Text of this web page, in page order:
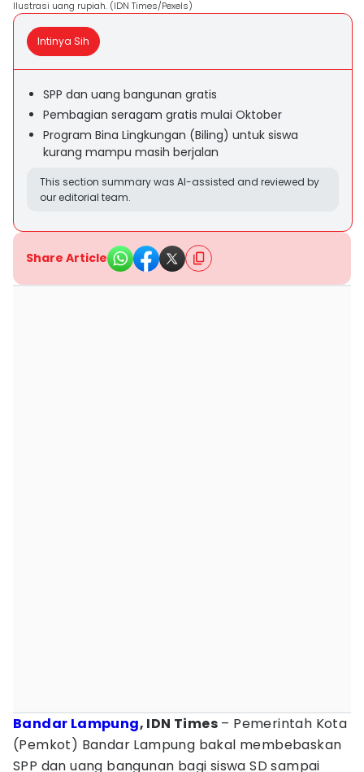
Ilustrasi uang rupiah. (IDN Times/Pexels)
Intinya Sih
SPP dan uang bangunan gratis
Pembagian seragam gratis mulai Oktober
Program Bina Lingkungan (Biling) untuk siswa
kurang mampu masih berjalan
This section summary was AI-assisted and reviewed by
our editorial team.
Share Article
Bandar Lampung, IDN Times – Pemerintah Kota
(Pemkot) Bandar Lampung bakal membebaskan
SPP dan uang bangunan bagi siswa SD sampai